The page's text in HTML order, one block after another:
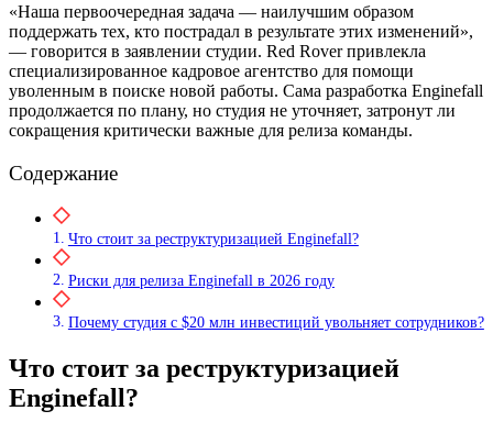
«Наша первоочередная задача — наилучшим образом
поддержать тех, кто пострадал в результате этих изменений»,
— говорится в заявлении студии. Red Rover привлекла
специализированное кадровое агентство для помощи
уволенным в поиске новой работы. Сама разработка Enginefall
продолжается по плану, но студия не уточняет, затронут ли
сокращения критически важные для релиза команды.
Содержание
Что стоит за реструктуризацией Enginefall?
Риски для релиза Enginefall в 2026 году
Почему студия с $20 млн инвестиций увольняет сотрудников?
Что стоит за реструктуризацией
Enginefall?